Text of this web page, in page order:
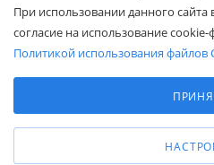
КОМПАНИЯМ
ПОКУПАТЕЛЯМ
При использовании данного сайта
согласие на использование
Политикой использования файлов
Аналитические/